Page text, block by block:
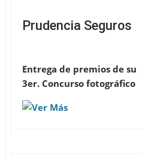
Prudencia Seguros
Entrega de premios de su
3er. Concurso fotográfico